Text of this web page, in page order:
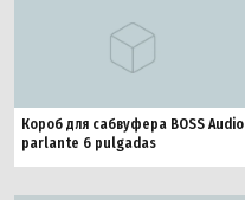
Короб для сабвуфера BOSS Audio
parlante 6 pulgadas